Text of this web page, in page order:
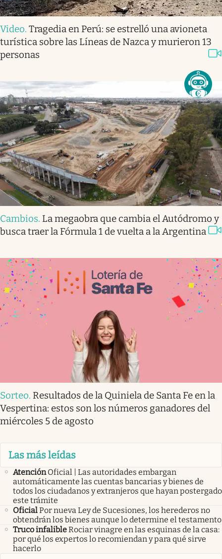
Video. Tragedia en Perú: se estrelló una avioneta
turística sobre las Líneas de Nazca y murieron 13
personas
Cambios. La megaobra que cambia el Autódromo y
busca traer la Fórmula 1 de vuelta a la Argentina
Sorteo. Resultados de la Quiniela de Santa Fe en la
Vespertina: estos son los números ganadores del
miércoles 5 de agosto
Las más leídas
Atención Oficial | Las autoridades embargan
automáticamente las cuentas bancarias y bienes de
todos los ciudadanos y extranjeros que hayan postergado
este trámite
OficialPor nueva Ley de Sucesiones, los herederos no
obtendrán los bienes aunque lo determine el testamento
Truco infalibleRociar vinagre en las esquinas de la casa:
por qué los expertos lo recomiendan y para qué sirve
hacerlo